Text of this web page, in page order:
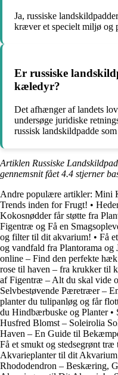
Ja, russiske
kræver et specielt miljø og
Er russiske
kæledyr?
Det afhænger af landets
undersøge juridiske
russisk landskildpadde
Artiklen Russiske
gennemsnit fået4.4 stjerner
Andre populære artikler: Mini
Trends inden for Frugt! •
Kokosnødder får støtte fra
Figentræ og Få en
og filter til dit akvarium! • Få
og vandfald fra Plantorama og
online – Find den perfekte
rose til haven – fra krukker til
af Figentræ – Alt du skal vide
Selvbestøvende Pæretræer –
planter du tulipanløg og får
du Hindbærbuske og Planter•
Husfred Blomst – Soleirolia
Haven – En Guide til
Få et smukt og stedsegrønt træ
Akvarieplanter til dit
Rhododendron – Beskæring,